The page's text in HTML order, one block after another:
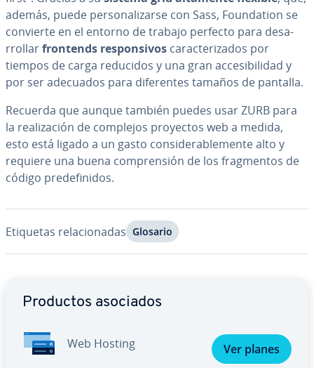
además, puede pe­r­so­na­li­zar­se con Sass, Fou­n­da­tion se
convierte en el entorno de trabajo perfecto para de­sa­
rro­llarfrontends re­s­po­n­si­vos ca­ra­c­te­ri­za­dos por
tiempos de carga reducidos y una gran ac­ce­si­bi­li­dad y
por ser adecuados para di­fe­re­n­tes tamaños de pantalla.
Recuerda que aunque también puedes usar ZURB para
la rea­li­za­ción de complejos proyectos web a medida,
esto está ligado a un gasto co­n­si­de­ra­ble­me­n­te alto y
requiere una buena co­m­pre­n­sión de los fra­g­me­n­tos de
código pre­de­fi­ni­dos.
Etiquetas re­la­cio­na­das Glosario
Productos asociados
Web Hosting Ver planes